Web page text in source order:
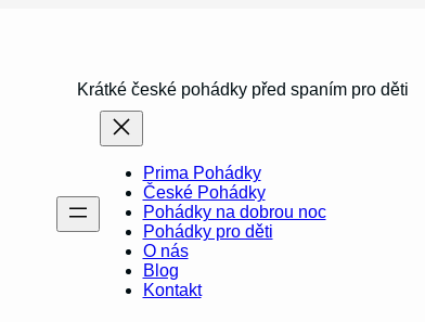
Krátké české pohádky před spaním pro děti
Prima Pohádky
České Pohádky
Pohádky na dobrou noc
Pohádky pro děti
O nás
Blog
Kontakt